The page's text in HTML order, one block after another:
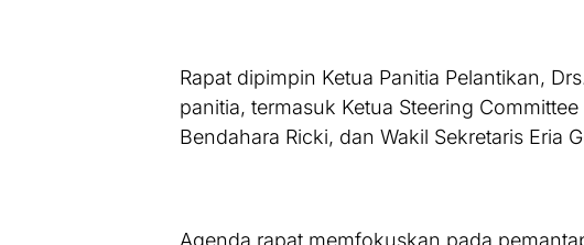
Rapat dipimpin Ketua Panitia Pelantikan,
panitia, termasuk Ketua Steering
Bendahara Ricki, dan Wakil Sekretaris Eria
Agenda rapat memfokuskan pada